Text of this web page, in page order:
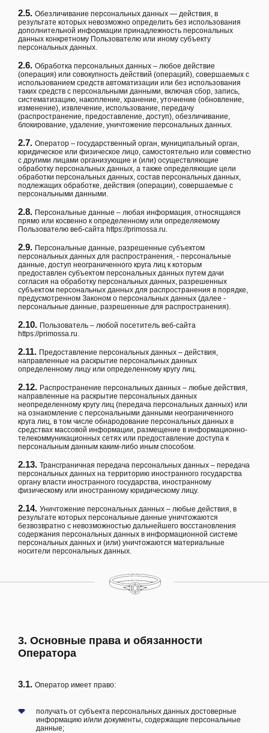
2.5. Обезличивание персональных данных — действия, в
результате которых невозможно определить без использования
дополнительной информации принадлежность персональных
данных конкретному Пользователю или иному субъекту
персональных данных.
2.6. Обработка персональных данных – любое действие
(операция) или совокупность действий (операций), совершаемых с
использованием средств автоматизации или без использования
таких средств с персональными данными, включая сбор, запись,
систематизацию, накопление, хранение, уточнение (обновление,
изменение), извлечение, использование, передачу
(распространение, предоставление, доступ), обезличивание,
блокирование, удаление, уничтожение персональных данных.
2.7. Оператор – государственный орган, муниципальный орган,
юридическое или физическое лицо, самостоятельно или совместно
с другими лицами организующие и (или) осуществляющие
обработку персональных данных, а также определяющие цели
обработки персональных данных, состав персональных данных,
подлежащих обработке, действия (операции), совершаемые с
персональными данными.
2.8. Персональные данные – любая информация, относящаяся
прямо или косвенно к определенному или определяемому
Пользователю веб-сайта https://primossa.ru.
2.9. Персональные данные, разрешенные субъектом
персональных данных для распространения, - персональные
данные, доступ неограниченного круга лиц к которым
предоставлен субъектом персональных данных путем дачи
согласия на обработку персональных данных, разрешенных
субъектом персональных данных для распространения в порядке,
предусмотренном Законом о персональных данных (далее -
персональные данные, разрешенные для распространения).
2.10. Пользователь – любой посетитель веб-сайта
https://primossa.ru.
2.11. Предоставление персональных данных – действия,
направленные на раскрытие персональных данных
определенному лицу или определенному кругу лиц.
2.12. Распространение персональных данных – любые действия,
направленные на раскрытие персональных данных
неопределенному кругу лиц (передача персональных данных) или
на ознакомление с персональными данными неограниченного
круга лиц, в том числе обнародование персональных данных в
средствах массовой информации, размещение в информационно-
телекоммуникационных сетях или предоставление доступа к
персональным данным каким-либо иным способом.
2.13. Трансграничная передача персональных данных – передача
персональных данных на территорию иностранного государства
органу власти иностранного государства, иностранному
физическому или иностранному юридическому лицу.
2.14. Уничтожение персональных данных – любые действия, в
результате которых персональные данные уничтожаются
безвозвратно с невозможностью дальнейшего восстановления
содержания персональных данных в информационной системе
персональных данных и (или) уничтожаются материальные
носители персональных данных.
3. Основные права и обязанности
Оператора
3.1. Оператор имеет право:
получать от субъекта персональных данных достоверные
информацию и/или документы, содержащие персональные
данные;